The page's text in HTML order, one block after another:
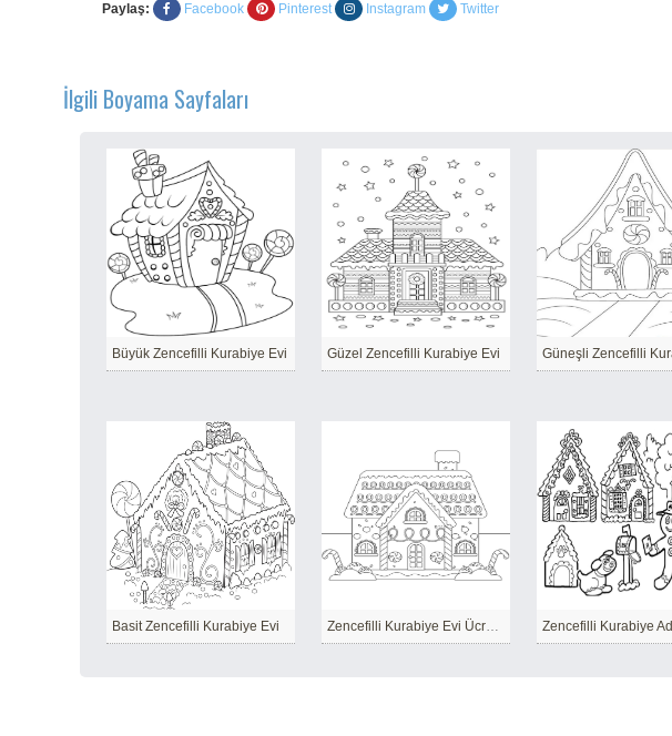
Paylaş: Facebook Pinterest Instagram Twitter
İlgili Boyama Sayfaları
Büyük Zencefilli Kurabiye Evi Güzel Zencefilli Kurabiye Evi
Basit Zencefilli Kurabiye Evi Zencefilli Kurabiye Evi Ücretsiz